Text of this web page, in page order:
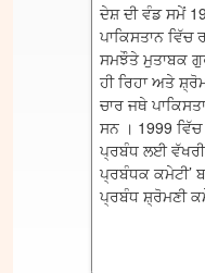
ਦੇਸ਼ ਦੀ ਵੰਡ ਸਮੇਂ
ਪਾਕਿਸਤਾਨ
ਸਮਝੌਤੇ ਮੁਤਾਬਕ
ਹੀ ਰਿਹਾ ਅਤੇ
ਚਾਰ ਜਥੇ
ਸਨ । 1999
ਪ੍ਰਬੰਧ ਲਈ ਵੱਖਰੀ
ਪ੍ਰਬੰਧਕ ਕਮੇਟੀ’
ਪ੍ਰਬੰਧ ਸ਼੍ਰੋਮਣੀ